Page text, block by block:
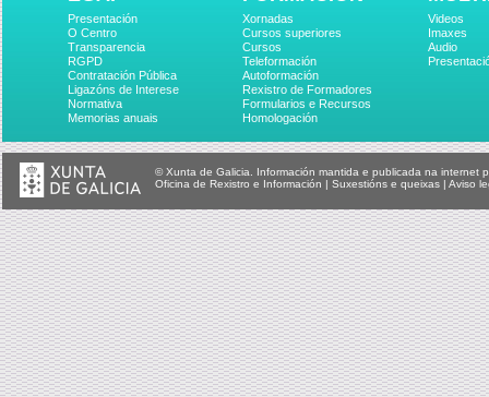
Presentación
O Centro
Transparencia
RGPD
Contratación Pública
Ligazóns de Interese
Normativa
Memorias anuais
Xornadas
Cursos superiores
Cursos
Teleformación
Autoformación
Rexistro de Formadores
Formularios e Recursos
Homologación
Videos
Imaxes
Audio
© Xunta de Galicia. Información mantida e publicada na internet
Oficina de Rexistro e Información | Suxestións e queixas | Aviso